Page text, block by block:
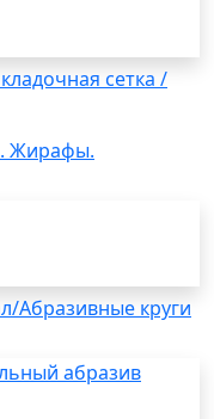
сетка /
Жирафы.
Абразивные круги
абразив